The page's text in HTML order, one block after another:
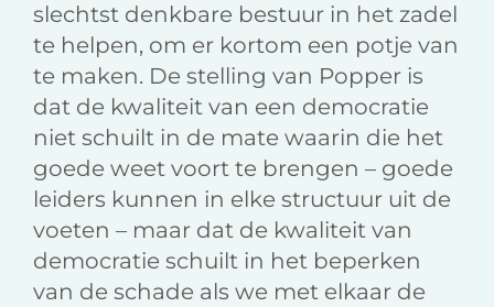
slechtst denkbare bestuur in het zadel
te helpen, om er kortom een potje van
te maken. De stelling van Popper is
dat de kwaliteit van een democratie
niet schuilt in de mate waarin die het
goede weet voort te brengen – goede
leiders kunnen in elke structuur uit de
voeten – maar dat de kwaliteit van
democratie schuilt in het beperken
van de schade als we met elkaar de